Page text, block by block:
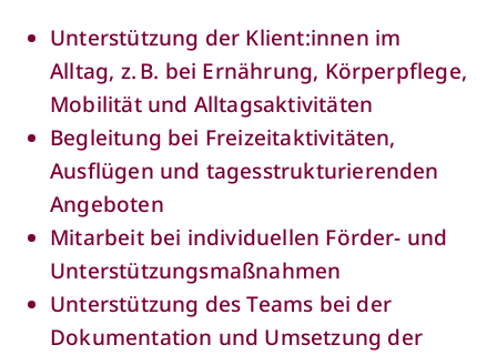
Unterstützung der Klient:innen im
Alltag, z. B. bei Ernährung, Körperpflege,
Mobilität und Alltagsaktivitäten
Begleitung bei Freizeitaktivitäten,
Ausflügen und tagesstrukturierenden
Angeboten
Mitarbeit bei individuellen Förder- und
Unterstützungsmaßnahmen
Unterstützung des Teams bei der
Dokumentation und Umsetzung der